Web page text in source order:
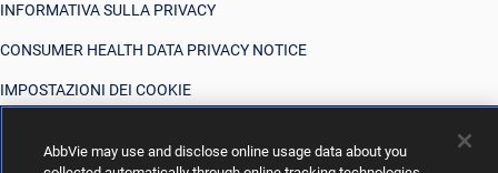
INFORMATIVA SULLA PRIVACY
CONSUMER HEALTH DATA PRIVACY NOTICE
IMPOSTAZIONI DEI COOKIE
AbbVie may use and disclose online usage data about you